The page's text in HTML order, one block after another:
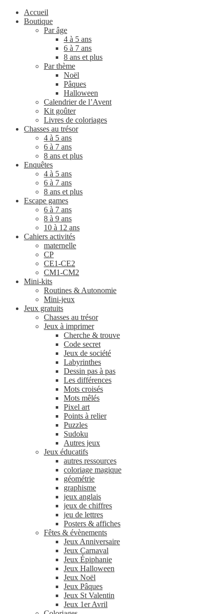
Accueil
Boutique
Par âge
4 à 5 ans
6 à 7 ans
8 ans et plus
Par thème
Noël
Pâques
Halloween
Calendrier de l’Avent
Kit goûter
Livres de coloriages
Chasses au trésor
4 à 5 ans
6 à 7 ans
8 ans et plus
Enquêtes
4 à 5 ans
6 à 7 ans
8 ans et plus
Escape games
6 à 7 ans
8 à 9 ans
10 à 12 ans
Cahiers activités
maternelle
CP
CE1-CE2
CM1-CM2
Mini-kits
Routines & Autonomie
Mini-jeux
Jeux gratuits
Chasses au trésor
Jeux à imprimer
Cherche & trouve
Code secret
Jeux de société
Labyrinthes
Dessin pas à pas
Les différences
Mots croisés
Mots mêlés
Pixel art
Points à relier
Puzzles
Sudoku
Autres jeux
Jeux éducatifs
autres ressources
coloriage magique
géométrie
graphisme
jeux anglais
jeux de chiffres
jeu de lettres
Posters & affiches
Fêtes & évènements
Jeux Anniversaire
Jeux Carnaval
Jeux Épiphanie
Jeux Halloween
Jeux Noël
Jeux Pâques
Jeux St Valentin
Jeux 1er Avril